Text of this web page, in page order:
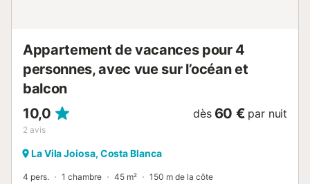
Appartement de vacances pour 4
personnes, avec vue sur l’océan et
balcon
10,0
2 avis
dès 60 € par nuit
La Vila Joiosa, Costa Blanca
4 pers. 1 chambre 45 m² 150 m de la côte